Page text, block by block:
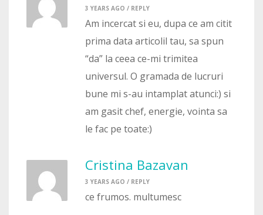
3 YEARS AGO / REPLY
Am incercat si eu, dupa ce am citit
prima data articolil tau, sa spun
“da” la ceea ce-mi trimitea
universul. O gramada de lucruri
bune mi s-au intamplat atunci:) si
am gasit chef, energie, vointa sa
le fac pe toate:)
Cristina Bazavan
3 YEARS AGO / REPLY
ce frumos. multumesc